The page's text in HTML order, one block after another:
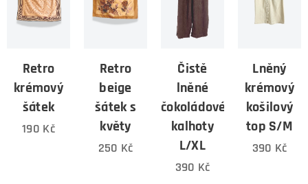
Retro
krémový
šátek
190 Kč
Retro
beige
šátek s
květy
250 Kč
Čistě
lněné
čokoládové
kalhoty
L/XL
390 Kč
Lněný
krémový
košilový
top S/M
390 Kč